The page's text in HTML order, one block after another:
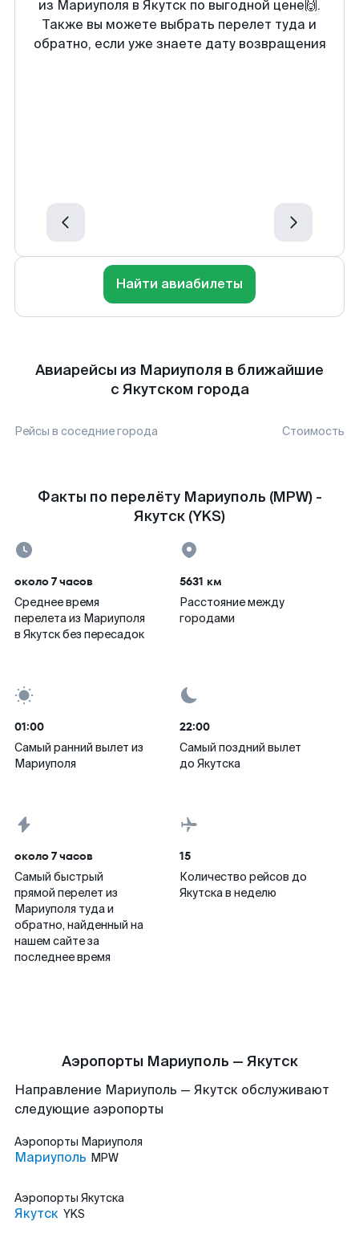
из Мариуполя в Якутск по выгодной цене🙌.
Также вы можете выбрать перелет туда и
обратно, если уже знаете дату возвращения
Найти авиабилеты
Авиарейсы из Мариуполя в ближайшие
с Якутском города
Рейсы в соседние города Стоимость
Факты по перелёту Мариуполь (MPW) -
Якутск (YKS)
около 7 часов
Среднее время
перелета из Мариуполя
в Якутск без пересадок
5631 км
Расстояние между
городами
01:00
Самый ранний вылет из
Мариуполя
22:00
Самый поздний вылет
до Якутска
около 7 часов
Самый быстрый
прямой перелет из
Мариуполя туда и
обратно, найденный на
нашем сайте за
последнее время
15
Количество рейсов до
Якутска в неделю
Аэропорты Мариуполь — Якутск
Направление Мариуполь — Якутск обслуживают
следующие аэропорты
Аэропорты Мариуполя
Мариуполь MPW
Аэропорты Якутска
Якутск YKS